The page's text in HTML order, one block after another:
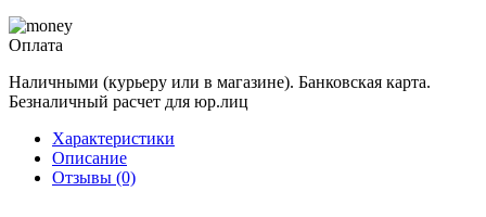
Оплата
Наличными (курьеру или в магазине). Банковская карта.
Безналичный расчет для юр.лиц
Характеристики
Описание
Отзывы (0)